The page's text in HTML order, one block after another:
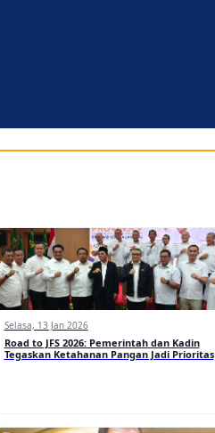
Selasa, 13 Jan 2026
Road to JFS 2026: Pemerintah dan Kadin
Tegaskan Ketahanan Pangan Jadi Prioritas